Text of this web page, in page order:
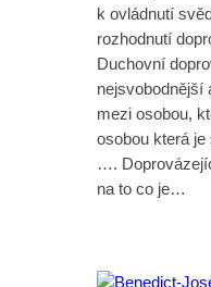
k ovládnutí
rozhodnutí
Duchovní
nejsvobodnější
mezi osobou,
osobou která je
….
na to co je…